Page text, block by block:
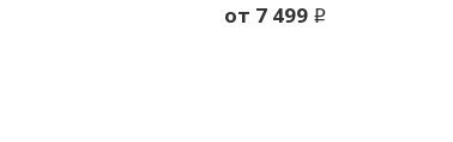
oт 7 499 i